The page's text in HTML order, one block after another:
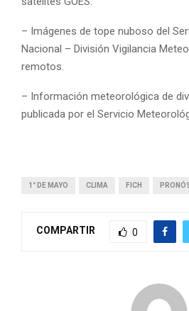
– Imágenes de tope nuboso del
Nacional – División Vigilancia
remotos.
– Información meteorológica de
publicada por el Servicio
1° DE MAYO CLIMA FICH
COMPARTIR 0